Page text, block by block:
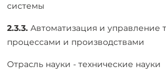
системы
2.3.3. Автоматизация и управление
процессами и производствами
Отрасль науки - технические науки